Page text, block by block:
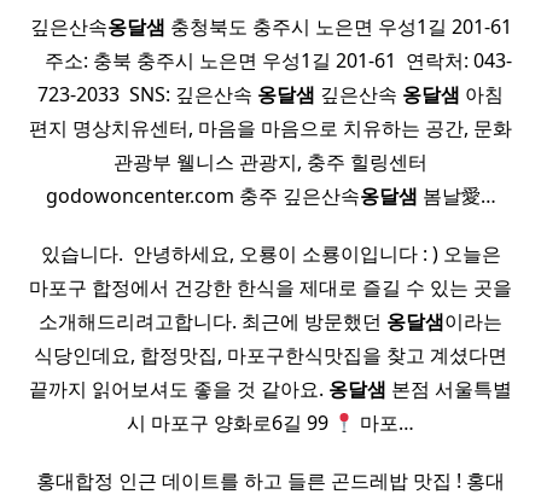
깊은산속옹달샘 충청북도 충주시 노은면 우성1길 201-61
​ ​ ​ 주소: 충북 충주시 노은면 우성1길 201-61 ​ 연락처: 043-
723-2033 ​ SNS: 깊은산속 옹달샘 깊은산속 옹달샘 아침
편지 명상치유센터, 마음을 마음으로 치유하는 공간, 문화
관광부 웰니스 관광지, 충주 힐링센터
godowoncenter.com 충주 깊은산속옹달샘 봄날愛…
있습니다. ​ 안녕하세요, 오룡이 소룡이입니다 : ) 오늘은
마포구 합정에서 건강한 한식을 제대로 즐길 수 있는 곳을
소개해드리려고합니다. 최근에 방문했던 옹달샘이라는
식당인데요, 합정맛집, 마포구한식맛집을 찾고 계셨다면
끝까지 읽어보셔도 좋을 것 같아요. 옹달샘 본점 서울특별
시 마포구 양화로6길 99
마포…
홍대합정 인근 데이트를 하고 들른 곤드레밥 맛집 ! 홍대